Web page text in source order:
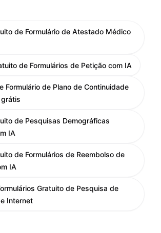
de Formulário de Atestado Médico
de Formulários de Petição com IA
Formulário de Plano de Continuidade
de Pesquisas Demográficas
IA
de Formulários de Reembolso de
IA
Gratuito de Pesquisa de
Internet